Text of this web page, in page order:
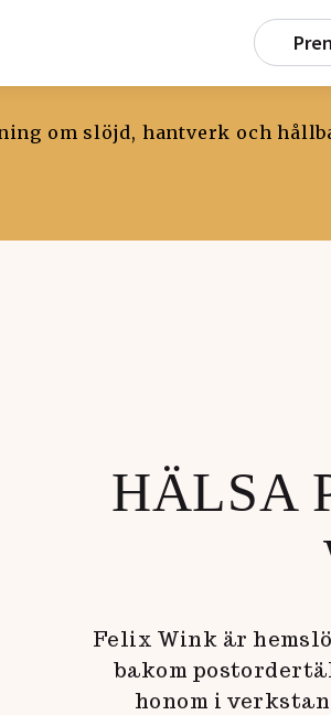
om slöjd, hantverk och
HÄLSA
Felix Wink är
bakom
honom i